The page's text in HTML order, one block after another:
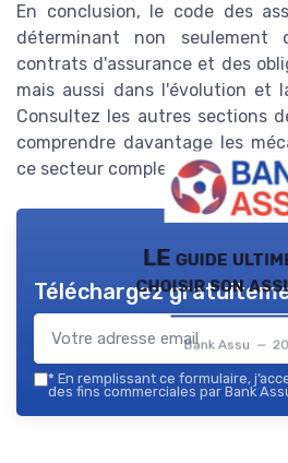
En conclusion, le code des
déterminant non seulement
contrats d'assurance et des
mais aussi dans l'évolution et
Consultez les autres sections
comprendre davantage les
ce secteur complexe.
LE guide
choisir son
Bank Assu —
Téléchargez
* En remplissant ce formulaire,
des fins commerciales par Bank